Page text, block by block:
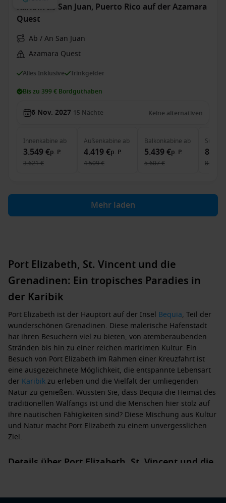
Karibik ab San Juan, Puerto Rico auf der Azamara
Quest
Ab / An San Juan
Azamara Quest
Alles Inklusive Trinkgelder
Bis zu 399 € Bordguthaben
6 Nov. 2027 15 Nächte Keine alternativen
Innenkabine ab
3.549 €p. P.
3.621 €
Außenkabine ab
4.419 €p. P.
4.509 €
Balkonkabine ab
5.439 €p. P.
5.607 €
Suite
8.473 €
Mehr laden
Port Elizabeth, St. Vincent und die
Grenadinen: Ein tropisches Paradies in
der Karibik
Port Elizabeth ist der Hauptort auf der Insel Bequia, Teil der
wunderschönen Grenadinen. Diese malerische Hafenstadt
hat ihren Besuchern viel zu bieten, von atemberaubenden
Stränden bis hin zu einer reichen maritimen Kultur. Ein
Besuch von Port Elizabeth im Rahmen einer Kreuzfahrt ist
eine ausgezeichnete Möglichkeit, die entspannte Lebensart
der Karibikzu erleben und die Vielfalt der umliegenden
Natur zu genießen. Wussten Sie, dass Bequia die Heimat des
traditionellen Walfangs ist und die Menschen hier stolz auf
ihre nautischen Fähigkeiten sind? Diese Mischung aus Kultur
und Natur macht Port Elizabeth zu einem unvergesslichen
Ziel.
Details über Port Elizabeth, St. Vincent und die